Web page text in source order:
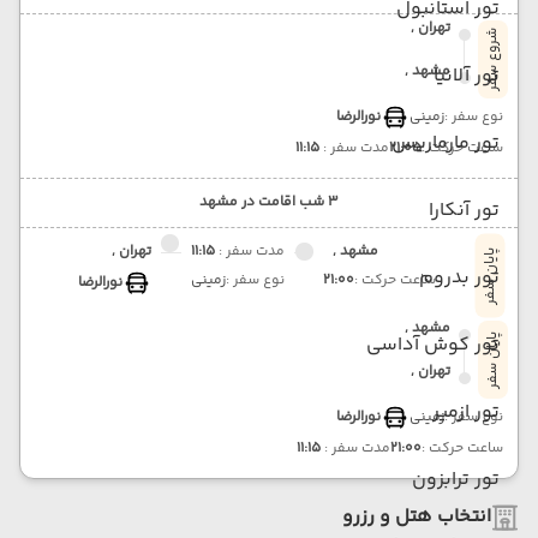
تور استانبول
تور آلانیا
تور مارماریس
تور آنکارا
تور بدروم
تور کوش آداسی
تور ازمیر
تور ترابزون
شروع سفر
تهران ,
مشهد ,
نوع سفر :زمینی
نورالرضا
ساعت حرکت :21:05مدت سفر : 11:15
3 شب اقامت در مشهد
پایان سفر
مشهد ,
ساعت حرکت :21:00
مدت سفر :11:15
نوع سفر :زمینی
تهران ,
نورالرضا
پایان سفر
مشهد ,
تهران ,
نوع سفر :زمینی
نورالرضا
ساعت حرکت :21:00مدت سفر : 11:15
انتخاب هتل و رزرو